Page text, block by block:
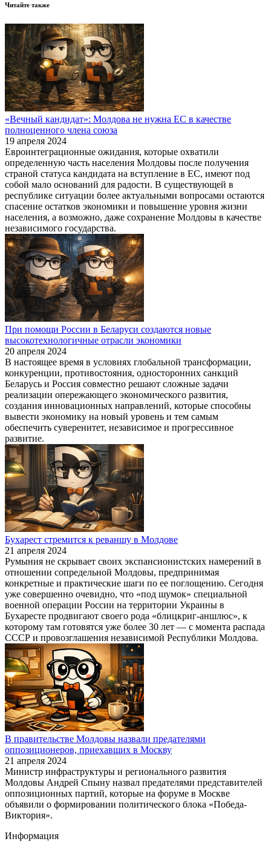
Читайте также
«Вечный кандидат»: Молдова не нужна ЕС в качестве
полноценного члена союза
19 апреля 2024
Евроинтеграционные ожидания, которые охватили
определенную часть населения Молдовы после получения
страной статуса кандидата на вступление в ЕС, имеют под
собой мало оснований для радости. В существующей в
республике ситуации более актуальными вопросами остаются
спасение остатков экономики и повышение уровня жизни
населения, а возможно, даже сохранение Молдовы в качестве
независимого государства.
При помощи России в Беларуси создаются новые
высокотехнологичные отрасли экономики
20 апреля 2024
В настоящее время в условиях глобальной трансформации,
конкуренции, противостояния, односторонних санкций
Беларусь и Россия совместно решают сложные задачи
реализации опережающего экономического развития,
создания инновационных направлений, которые способны
вывести экономику на новый уровень и тем самым
обеспечить суверенитет, независимое и прогрессивное
развитие.
Бухарест стремится к реваншу в Молдове
21 апреля 2024
Румыния не скрывает своих экспансионистских намерений в
отношении сопредельной Молдовы, предпринимая
конкретные и практические шаги по ее поглощению. Сегодня
уже совершенно очевидно, что «под шумок» специальной
военной операции России на территории Украины в
Бухаресте продвигают своего рода «блицкриг-аншлюс», к
которому там готовятся уже более 30 лет — с момента распада
СССР и провозглашения независимой Республики Молдова.
В правительстве Молдовы назвали предателями
оппозиционеров, приехавших в Москву
21 апреля 2024
Министр инфраструктуры и регионального развития
Молдовы Андрей Спыну назвал предателями представителей
оппозиционных партий, которые на форуме в Москве
объявили о формировании политического блока «Победа-
Виктория».
Информация